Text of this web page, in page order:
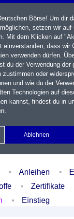
Watchlist Portfolio
Anleihen
Zertifikate
Einstieg
Börse! Um dir
setzen wir auf
Mit dem Klicken auf
einverstanden, dass wir
verwenden dürfen.
du der Verwendung der
zustimmen oder
und wie du der
Technologien auf
kannst, findest du in
.
Ablehnen